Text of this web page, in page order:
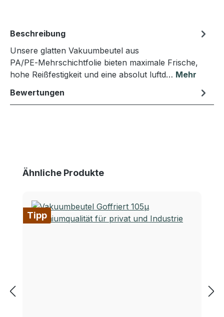
Beschreibung
Unsere glatten Vakuumbeutel aus
PA/PE‑Mehrschichtfolie bieten maximale Frische,
hohe Reißfestigkeit und eine absolut luftd… Mehr
Bewertungen
Produktgalerie überspringen
Ähnliche Produkte
Tipp